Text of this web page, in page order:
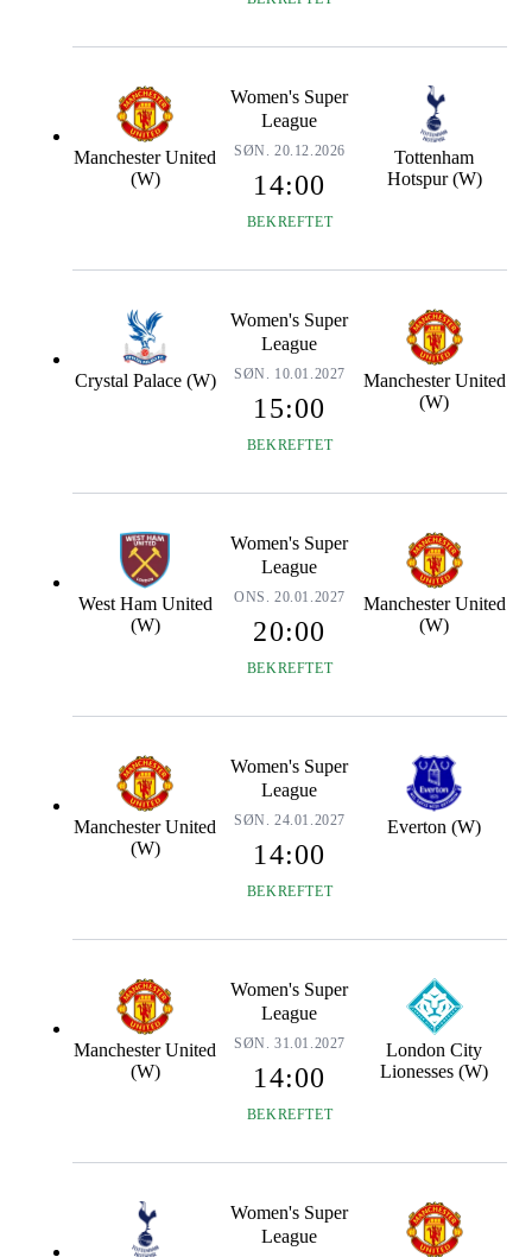
Manchester United
(W)
Women's Super
League
SØN. 20.12.2026
14:00
BEKREFTET
Tottenham
Hotspur (W)
Crystal Palace (W)
Women's Super
League
SØN. 10.01.2027
15:00
BEKREFTET
Manchester United
(W)
West Ham United
(W)
Women's Super
League
ONS. 20.01.2027
20:00
BEKREFTET
Manchester United
(W)
Manchester United
(W)
Women's Super
League
SØN. 24.01.2027
14:00
BEKREFTET
Everton (W)
Manchester United
(W)
Women's Super
League
SØN. 31.01.2027
14:00
BEKREFTET
London City
Lionesses (W)
Women's Super
League